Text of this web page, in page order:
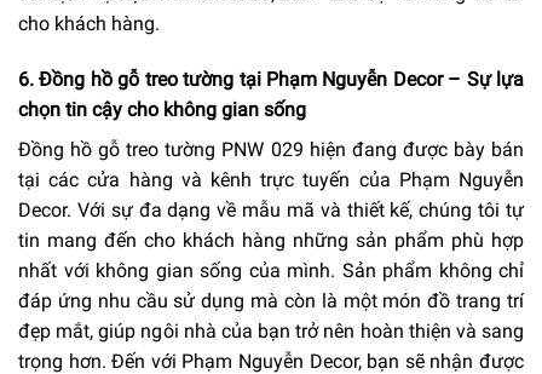
cho khách hàng.
6. Đồng hồ gỗ treo tường tại Phạm Nguyễn Decor – Sự lựa
chọn tin cậy cho không gian sống
Đồng hồ gỗ treo tường PNW 029 hiện đang được bày bán
tại các cửa hàng và kênh trực tuyến của Phạm Nguyễn
Decor. Với sự đa dạng về mẫu mã và thiết kế, chúng tôi tự
tin mang đến cho khách hàng những sản phẩm phù hợp
nhất với không gian sống của mình. Sản phẩm không chỉ
đáp ứng nhu cầu sử dụng mà còn là một món đồ trang trí
đẹp mắt, giúp ngôi nhà của bạn trở nên hoàn thiện và sang
trọng hơn. Đến với Phạm Nguyễn Decor, bạn sẽ nhận được